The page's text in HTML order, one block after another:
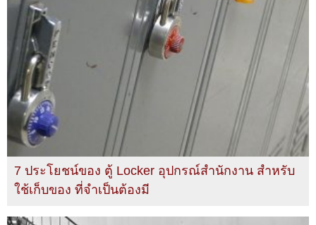
7 ประโยชน์ของ ตู้ Locker อุปกรณ์สำนักงาน สำหรับ
ใช้เก็บของ ที่จำเป็นต้องมี